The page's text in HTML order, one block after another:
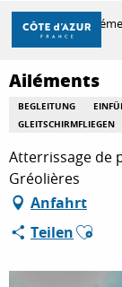
Aller
contenu
principal
ZU TUN
Startseite
Ailéments
BEGLEITUNG
GLEITSCHIRMFLIEGEN
Atterrissage de
Gréolières
Anfahrt
Teilen